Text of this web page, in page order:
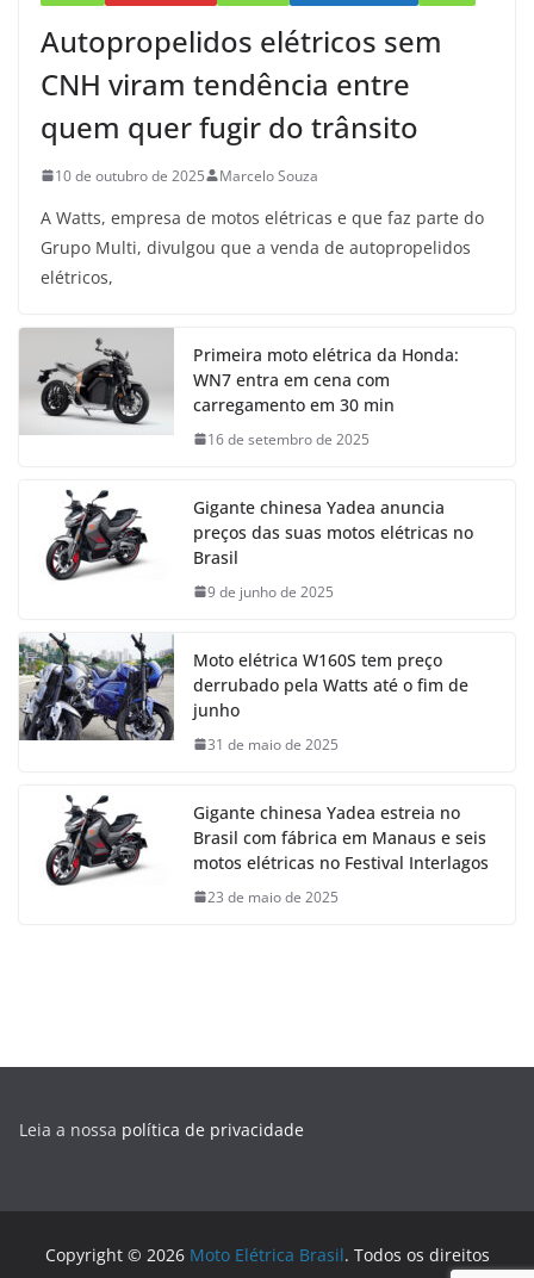
Autopropelidos elétricos sem
CNH viram tendência entre
quem quer fugir do trânsito
10 de outubro de 2025 Marcelo Souza
A Watts, empresa de motos elétricas e que faz parte do
Grupo Multi, divulgou que a venda de autopropelidos
elétricos,
Primeira moto elétrica da Honda:
WN7 entra em cena com
carregamento em 30 min
16 de setembro de 2025
Gigante chinesa Yadea anuncia
preços das suas motos elétricas no
Brasil
9 de junho de 2025
Moto elétrica W160S tem preço
derrubado pela Watts até o fim de
junho
31 de maio de 2025
Gigante chinesa Yadea estreia no
Brasil com fábrica em Manaus e seis
motos elétricas no Festival Interlagos
23 de maio de 2025
Leia a nossa política de privacidade
Copyright © 2026 Moto Elétrica Brasil. Todos os direitos